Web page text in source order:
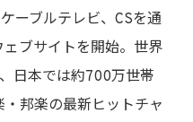
ーブルテレビ、CSを通
ブサイトを開始。世界
日本では約700万世帯
・邦楽の最新ヒットチャ